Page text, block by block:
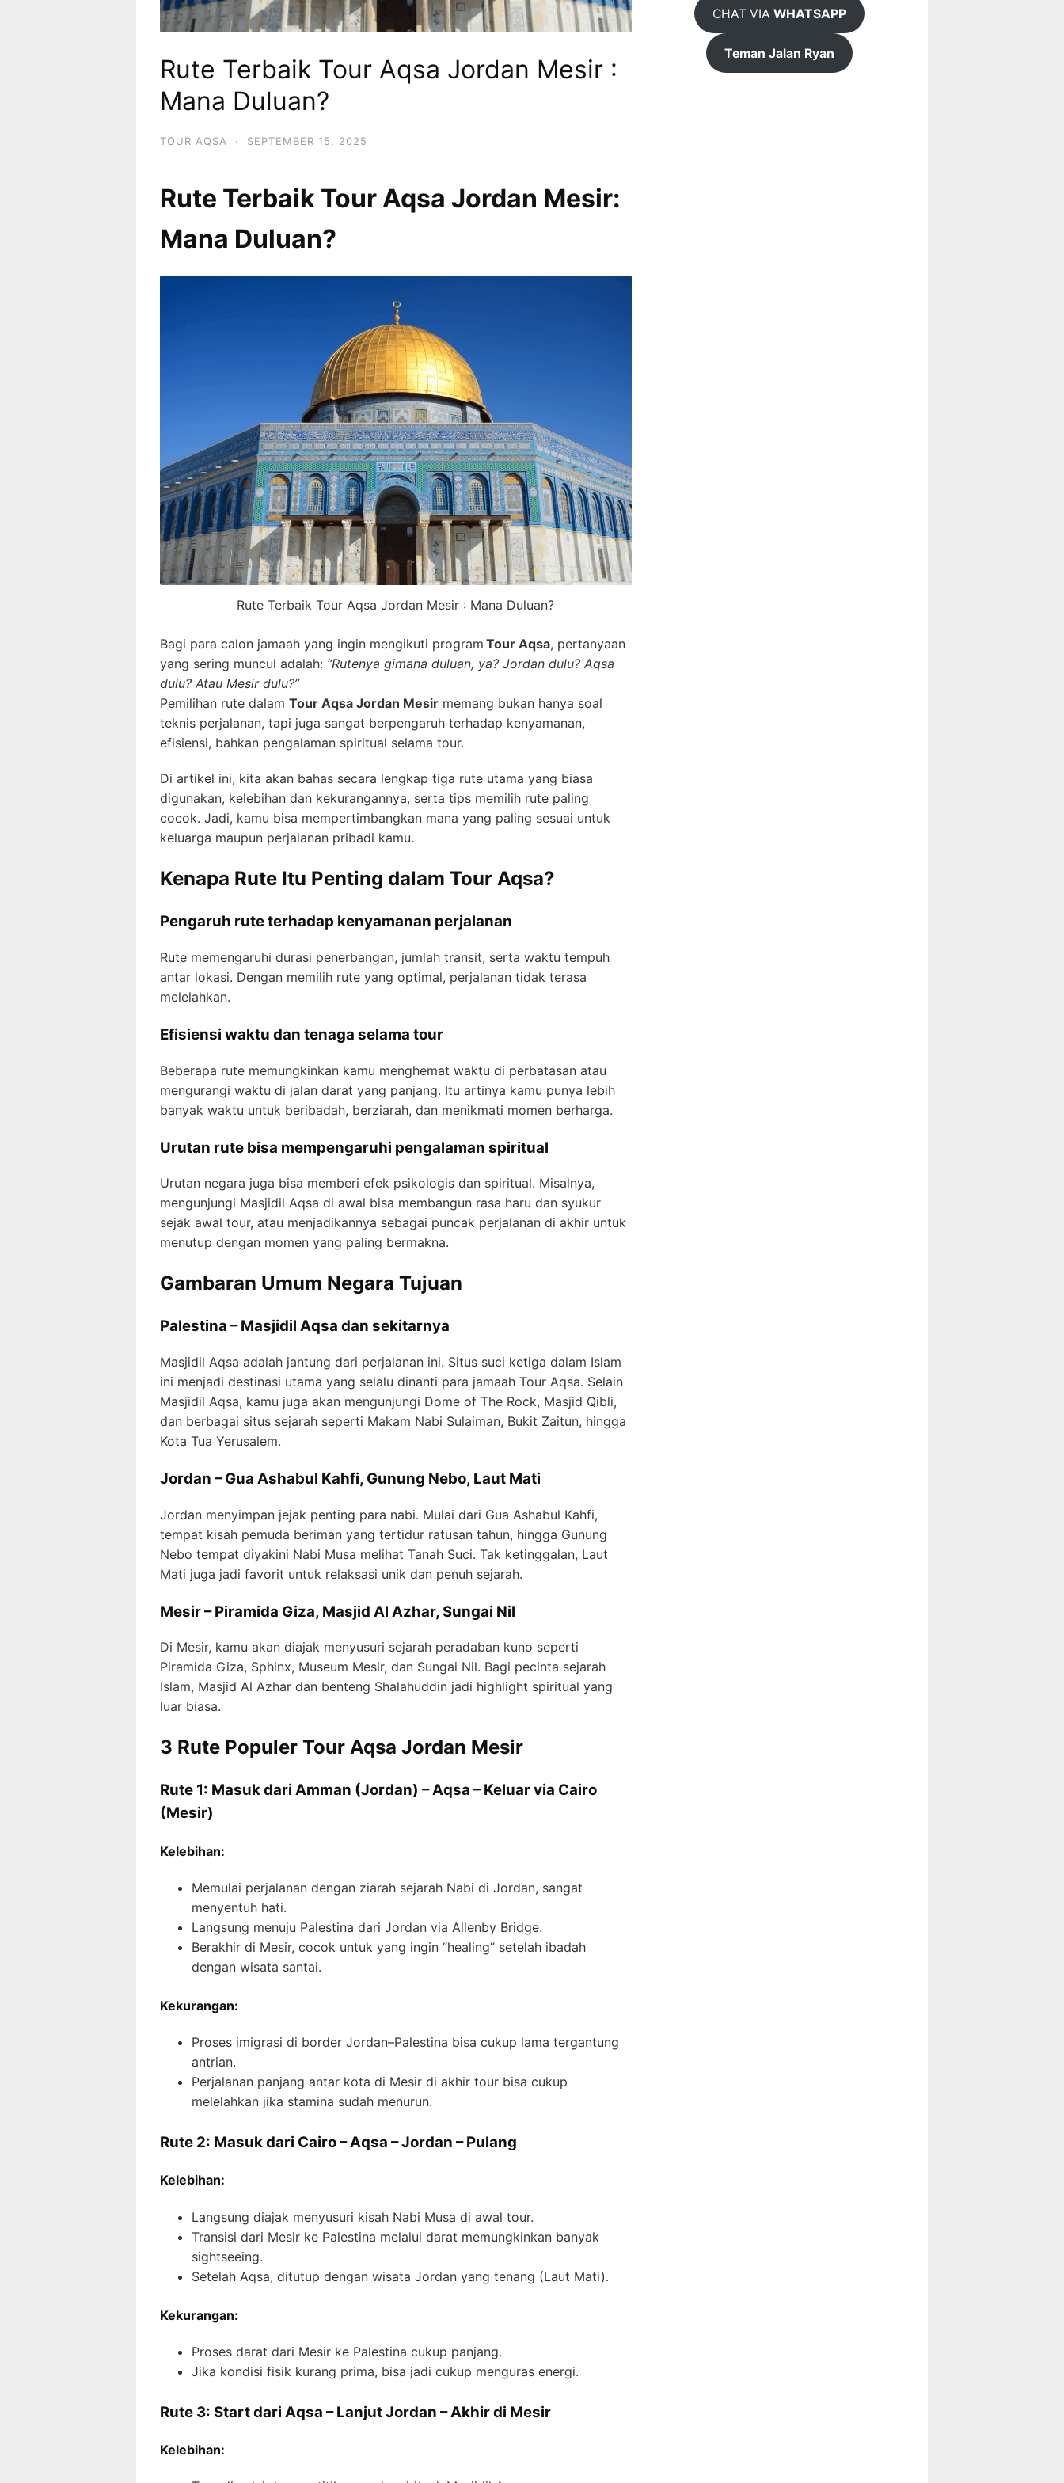
Rute Terbaik Tour Aqsa Jordan Mesir :
Mana Duluan?
TOUR AQSA · SEPTEMBER 15, 2025
Rute Terbaik Tour Aqsa Jordan Mesir:
Mana Duluan?
Rute Terbaik Tour Aqsa Jordan Mesir : Mana Duluan?
Bagi para calon jamaah yang ingin mengikuti program Tour Aqsa, pertanyaan
yang sering muncul adalah: “Rutenya gimana duluan, ya? Jordan dulu? Aqsa
dulu? Atau Mesir dulu?”
Pemilihan rute dalam Tour Aqsa Jordan Mesir memang bukan hanya soal
teknis perjalanan, tapi juga sangat berpengaruh terhadap kenyamanan,
efisiensi, bahkan pengalaman spiritual selama tour.
Di artikel ini, kita akan bahas secara lengkap tiga rute utama yang biasa
digunakan, kelebihan dan kekurangannya, serta tips memilih rute paling
cocok. Jadi, kamu bisa mempertimbangkan mana yang paling sesuai untuk
keluarga maupun perjalanan pribadi kamu.
Kenapa Rute Itu Penting dalam Tour Aqsa?
Pengaruh rute terhadap kenyamanan perjalanan
Rute memengaruhi durasi penerbangan, jumlah transit, serta waktu tempuh
antar lokasi. Dengan memilih rute yang optimal, perjalanan tidak terasa
melelahkan.
Efisiensi waktu dan tenaga selama tour
Beberapa rute memungkinkan kamu menghemat waktu di perbatasan atau
mengurangi waktu di jalan darat yang panjang. Itu artinya kamu punya lebih
banyak waktu untuk beribadah, berziarah, dan menikmati momen berharga.
Urutan rute bisa mempengaruhi pengalaman spiritual
Urutan negara juga bisa memberi efek psikologis dan spiritual. Misalnya,
mengunjungi Masjidil Aqsa di awal bisa membangun rasa haru dan syukur
sejak awal tour, atau menjadikannya sebagai puncak perjalanan di akhir untuk
menutup dengan momen yang paling bermakna.
Gambaran Umum Negara Tujuan
Palestina – Masjidil Aqsa dan sekitarnya
Masjidil Aqsa adalah jantung dari perjalanan ini. Situs suci ketiga dalam Islam
ini menjadi destinasi utama yang selalu dinanti para jamaah Tour Aqsa. Selain
Masjidil Aqsa, kamu juga akan mengunjungi Dome of The Rock, Masjid Qibli,
dan berbagai situs sejarah seperti Makam Nabi Sulaiman, Bukit Zaitun, hingga
Kota Tua Yerusalem.
Jordan – Gua Ashabul Kahfi, Gunung Nebo, Laut Mati
Jordan menyimpan jejak penting para nabi. Mulai dari Gua Ashabul Kahfi,
tempat kisah pemuda beriman yang tertidur ratusan tahun, hingga Gunung
Nebo tempat diyakini Nabi Musa melihat Tanah Suci. Tak ketinggalan, Laut
Mati juga jadi favorit untuk relaksasi unik dan penuh sejarah.
Mesir – Piramida Giza, Masjid Al Azhar, Sungai Nil
Di Mesir, kamu akan diajak menyusuri sejarah peradaban kuno seperti
Piramida Giza, Sphinx, Museum Mesir, dan Sungai Nil. Bagi pecinta sejarah
Islam, Masjid Al Azhar dan benteng Shalahuddin jadi highlight spiritual yang
luar biasa.
3 Rute Populer Tour Aqsa Jordan Mesir
Rute 1: Masuk dari Amman (Jordan) – Aqsa – Keluar via Cairo
(Mesir)
Kelebihan:
Memulai perjalanan dengan ziarah sejarah Nabi di Jordan, sangat
menyentuh hati.
Langsung menuju Palestina dari Jordan via Allenby Bridge.
Berakhir di Mesir, cocok untuk yang ingin “healing” setelah ibadah
dengan wisata santai.
Kekurangan:
Proses imigrasi di border Jordan–Palestina bisa cukup lama tergantung
antrian.
Perjalanan panjang antar kota di Mesir di akhir tour bisa cukup
melelahkan jika stamina sudah menurun.
Rute 2: Masuk dari Cairo – Aqsa – Jordan – Pulang
Kelebihan:
Langsung diajak menyusuri kisah Nabi Musa di awal tour.
Transisi dari Mesir ke Palestina melalui darat memungkinkan banyak
sightseeing.
Setelah Aqsa, ditutup dengan wisata Jordan yang tenang (Laut Mati).
Kekurangan:
Proses darat dari Mesir ke Palestina cukup panjang.
Jika kondisi fisik kurang prima, bisa jadi cukup menguras energi.
Rute 3: Start dari Aqsa – Lanjut Jordan – Akhir di Mesir
Kelebihan:
CHAT VIAWHATSAPP
Teman Jalan Ryan